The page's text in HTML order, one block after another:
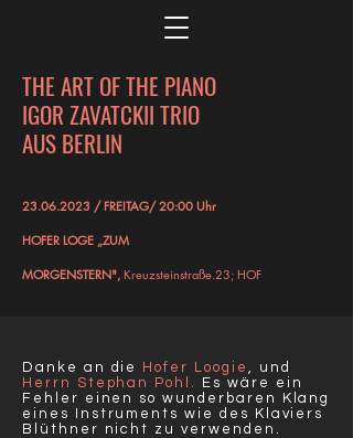
THE ART OF THE PIANO
IGOR ZAVATCKII TRIO
AUS BERLIN
23.06.2023 / FREITAG/ 20:00 Uhr
HOFER LOGE „ZUM
MORGENSTERN", Kreuzsteinstraße.23; HOF
Danke an die Hofer Loogie , und
Herrn Stephan Pohl.
Es wäre ein
Fehler einen so wunderbaren Klang
eines Instruments wie des Klaviers
Blüthner nicht zu verwenden.